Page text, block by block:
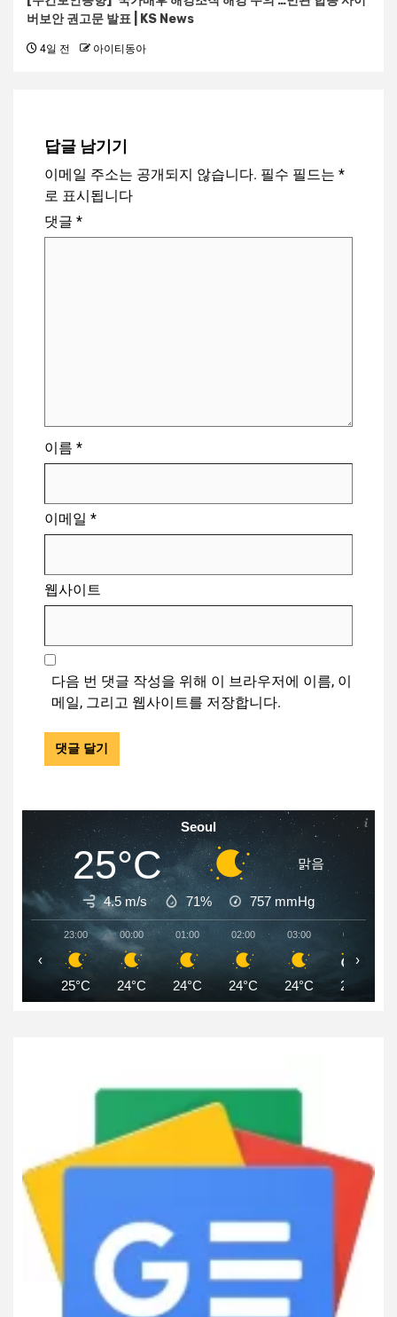
버보안 권고문 발표 | KS News
4일 전 아이티동아
답글 남기기
이메일 주소는 공개되지 않습니다. 필수 필드는 *
로 표시됩니다
댓글 *
이름 *
이메일 *
웹사이트
다음 번 댓글 작성을 위해 이 브라우저에 이름, 이
메일, 그리고 웹사이트를 저장합니다.
Seoul
25°C 맑음
4.5 m/s 71% 757 mmHg
23:00
25°C
00:00
24°C
01:00
24°C
02:00
24°C
03:00
24°C
04:00
24°C
‹ ›